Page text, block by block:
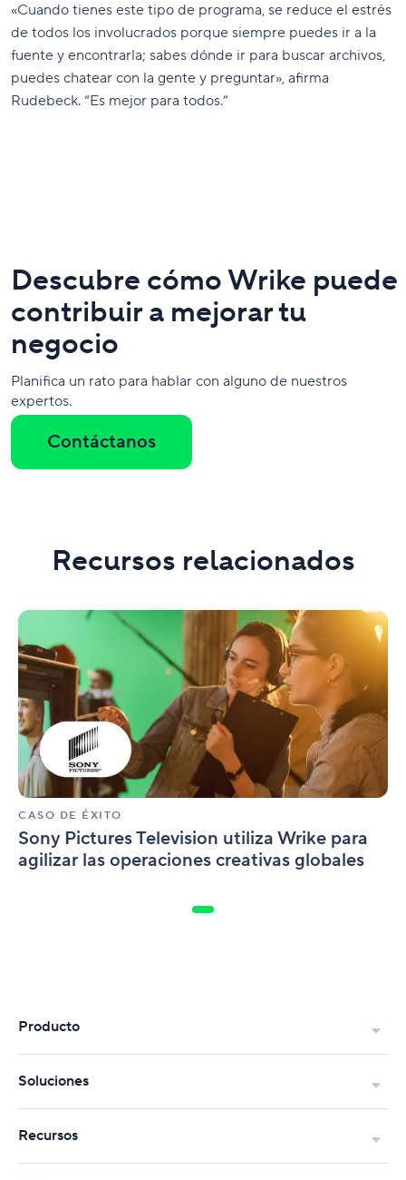
«Cuando tienes este tipo de programa, se reduce el estrés
de todos los involucrados porque siempre puedes ir a la
fuente y encontrarla; sabes dónde ir para buscar archivos,
puedes chatear con la gente y preguntar», afirma
Rudebeck. “Es mejor para todos.”
Descubre cómo Wrike puede
contribuir a mejorar tu
negocio
Planifica un rato para hablar con alguno de nuestros
expertos.
Contáctanos
Recursos relacionados
CASO DE ÉXITO
Sony Pictures Television utiliza Wrike para
agilizar las operaciones creativas globales
Sony
Pictures
Television
utiliza
Wrike
para
agilizar
las
operaciones
creativas
globales
Producto
Soluciones
Recursos